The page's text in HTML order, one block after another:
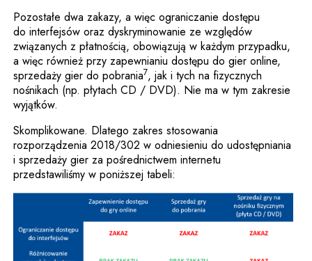
Pozostałe dwa zakazy, a więc ograniczanie dostępu
do interfejsów oraz dyskryminowanie ze względów
związanych z płatnością, obowiązują w każdym przypadku,
a więc również przy zapewnianiu dostępu do gier online,
sprzedaży gier do pobrania7, jak i tych na fizycznych
nośnikach (np. płytach CD / DVD). Nie ma w tym zakresie
wyjątków.
Skomplikowane. Dlatego zakres stosowania
rozporządzenia 2018/302 w odniesieniu do udostępniania
i sprzedaży gier za pośrednictwem internetu
przedstawiliśmy w poniższej tabeli: